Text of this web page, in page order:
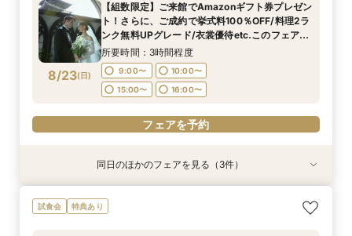
8/22(土)
9:00〜
10:00〜
14:30〜
15:00〜
フェアを予約
8/22(土)
所要時間：3時間程度
9:00〜
10:00〜
14:30〜
15:00〜
フェアを予約
8/23(日)
【組数限定】ご来館でAmazonギフト券プレゼン
ト！さらに、ご成約で挙式料100％OFF/料理2ラ
ンク無料UPグレード/衣裳優待etc.このフェア限
定の特典付リニューアル記念フェア◎
所要時間：3時間程度
9:00〜
10:00〜
15:00〜
16:00〜
フェアを予約
特典あり
【初見学でも安心】気軽に見学◎結婚式準備ス
タートフェア
特典あり
【少人数*おもてなし重視の方*必見】6名～
OK！少人数婚相談会◆八坂の塔に誓う挙式会場
特典あり
【当館人気No.1】おもてなし重視の方にオススメ
◎「特選牛背肉のロティ―」や八芳園伝統料理
同日のほかのフェアを見る（3件）
試食会 特典あり